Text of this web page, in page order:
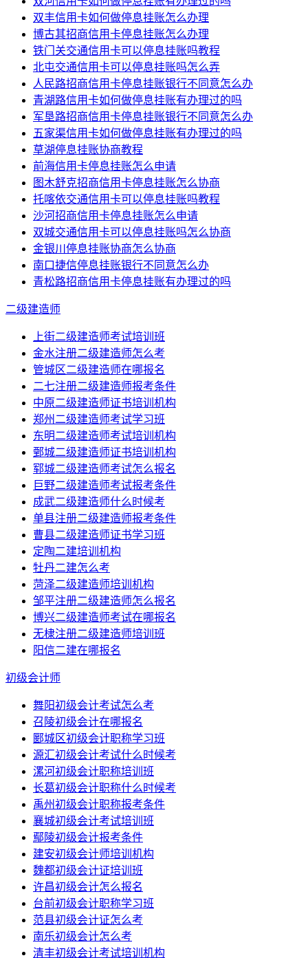
双丰信用卡如何做停息挂账怎么办理
博古其招商信用卡停息挂账怎么办理
铁门关交通信用卡可以停息挂账吗教程
北屯交通信用卡可以停息挂账吗怎么弄
人民路招商信用卡停息挂账银行不同意怎么办
青湖路信用卡如何做停息挂账有办理过的吗
军垦路招商信用卡停息挂账银行不同意怎么办
五家渠信用卡如何做停息挂账有办理过的吗
草湖停息挂账协商教程
前海信用卡停息挂账怎么申请
图木舒克招商信用卡停息挂账怎么协商
托喀依交通信用卡可以停息挂账吗教程
沙河招商信用卡停息挂账怎么申请
双城交通信用卡可以停息挂账吗怎么协商
金银川停息挂账协商怎么协商
南口捷信停息挂账银行不同意怎么办
青松路招商信用卡停息挂账有办理过的吗
二级建造师
上街二级建造师考试培训班
金水注册二级建造师怎么考
管城区二级建造师在哪报名
二七注册二级建造师报考条件
中原二级建造师证书培训机构
郑州二级建造师考试学习班
东明二级建造师考试培训机构
鄄城二级建造师证书培训机构
郓城二级建造师考试怎么报名
巨野二级建造师考试报考条件
成武二级建造师什么时候考
单县注册二级建造师报考条件
曹县二级建造师证书学习班
定陶二建培训机构
牡丹二建怎么考
菏泽二级建造师培训机构
邹平注册二级建造师怎么报名
博兴二级建造师考试在哪报名
无棣注册二级建造师培训班
阳信二建在哪报名
初级会计师
舞阳初级会计考试怎么考
召陵初级会计在哪报名
郾城区初级会计职称学习班
源汇初级会计考试什么时候考
漯河初级会计职称培训班
长葛初级会计职称什么时候考
禹州初级会计职称报考条件
襄城初级会计考试培训班
鄢陵初级会计报考条件
建安初级会计师培训机构
魏都初级会计证培训班
许昌初级会计怎么报名
台前初级会计职称学习班
范县初级会计证怎么考
南乐初级会计怎么考
清丰初级会计考试培训机构